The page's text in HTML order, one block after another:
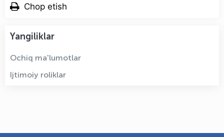
Chop etish
Yangiliklar
Ochiq ma'lumotlar
Ijtimoiy roliklar